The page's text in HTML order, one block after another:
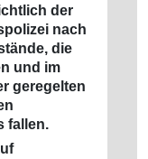
der
nach
die
und im
geregelten
fallen.